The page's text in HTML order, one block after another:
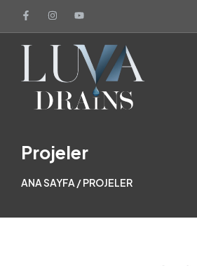
Projeler
ANA SAYFA / PROJELER